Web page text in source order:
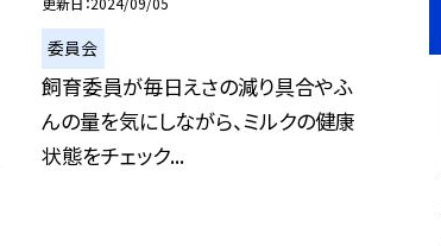
委員会
飼育委員が毎日えさの減り具合やふ
んの量を気にしながら、ミルクの健康
状態をチェック...